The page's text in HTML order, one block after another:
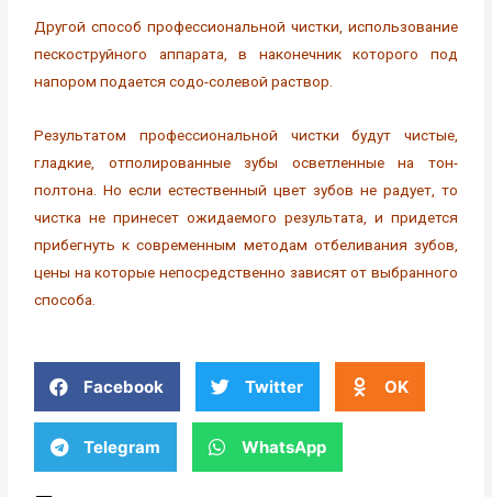
Другой способ профессиональной чистки, использование
пескоструйного аппарата, в наконечник которого под
напором подается содо-солевой раствор.
Результатом профессиональной чистки будут чистые,
гладкие, отполированные зубы осветленные на тон-
полтона. Но если естественный цвет зубов не радует, то
чистка не принесет ожидаемого результата, и придется
прибегнуть к современным методам отбеливания зубов,
цены на которые непосредственно зависят от выбранного
способа.
Facebook Twitter OK
Telegram WhatsApp